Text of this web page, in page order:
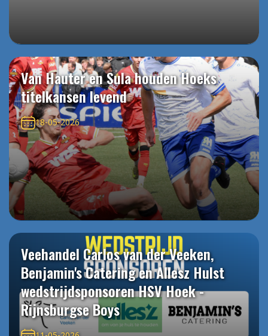
Van Hauter en Sula houden Hoeks
titelkansen levend
18-05-2026
Veehandel Carlos van der Veeken,
Benjamin's Catering en Allesz Hulst
wedstrijdsponsoren HSV Hoek -
Rijnsburgse Boys